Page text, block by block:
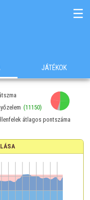
☰
JÁTÉKOK
(11150)
átlagos pontszáma